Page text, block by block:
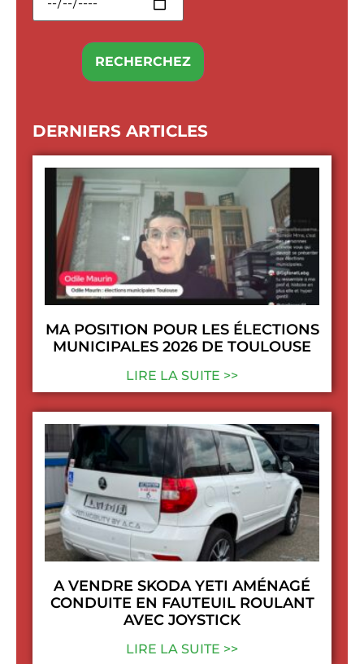
DERNIERS ARTICLES
MA POSITION POUR LES ÉLECTIONS
MUNICIPALES 2026 DE TOULOUSE
LIRE LA SUITE >>
A VENDRE SKODA YETI AMÉNAGÉ
CONDUITE EN FAUTEUIL ROULANT
AVEC JOYSTICK
LIRE LA SUITE >>